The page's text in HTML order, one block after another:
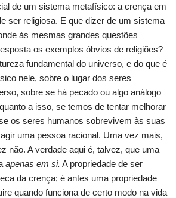
de um sistema metafísico: a crença em
ser religiosa. E que dizer de um sistema
às mesmas grandes questões
os exemplos óbvios de religiões?
fundamental do universo, e do que é
nele, sobre o lugar dos seres
sobre se há pecado ou algo análogo
a isso, se temos de tentar melhorar
os seres humanos sobrevivem às suas
uma pessoa racional. Uma vez mais,
não. A verdade aqui é, talvez, que uma
apenas em si. A propriedade de ser
da crença; é antes uma propriedade
quando funciona de certo modo na vida